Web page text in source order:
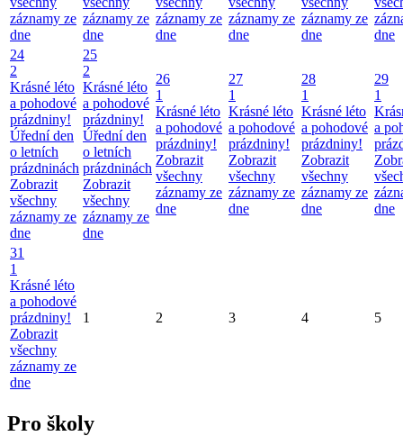
záznamy ze
dne
záznamy ze
dne
záznamy ze
dne
záznamy ze
dne
záznamy ze
dne
dne
24
2
Krásné léto
a pohodové
prázdniny!
Úřední den
o letních
prázdninách
Zobrazit
všechny
záznamy ze
dne
25
2
Krásné léto
a pohodové
prázdniny!
Úřední den
o letních
prázdninách
Zobrazit
všechny
záznamy ze
dne
26
1
Krásné léto
a pohodové
prázdniny!
Zobrazit
všechny
záznamy ze
dne
27
1
Krásné léto
a pohodové
prázdniny!
Zobrazit
všechny
záznamy ze
dne
28
1
Krásné léto
a pohodové
prázdniny!
Zobrazit
všechny
záznamy ze
dne
29
1
a
dne
31
1
Krásné léto
a pohodové
prázdniny!
Zobrazit
všechny
záznamy ze
dne
1 2 3 4 5
Pro školy